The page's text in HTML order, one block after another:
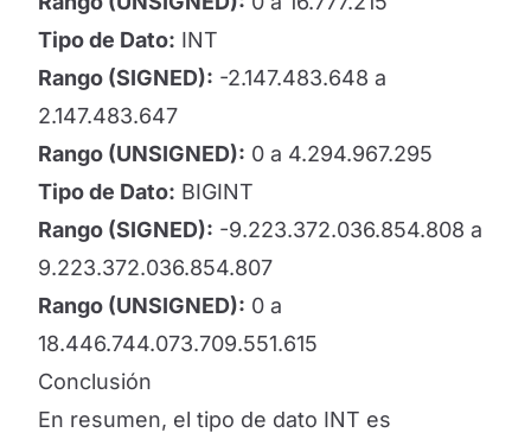
Tipo de Dato: INT
Rango (SIGNED): -2.147.483.648 a
2.147.483.647
Rango (UNSIGNED): 0 a 4.294.967.295
Tipo de Dato: BIGINT
Rango (SIGNED): -9.223.372.036.854.808 a
9.223.372.036.854.807
Rango (UNSIGNED): 0 a
18.446.744.073.709.551.615
Conclusión
En resumen, el tipo de dato INT es